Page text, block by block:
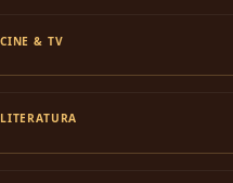
CINE & TV
LITERATURA